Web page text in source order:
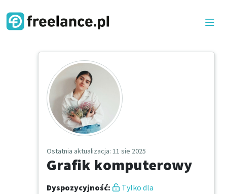
Ostatnia aktualizacja: 11 sie 2025
Grafik komputerowy
Dyspozycyjność:
Tylko dla